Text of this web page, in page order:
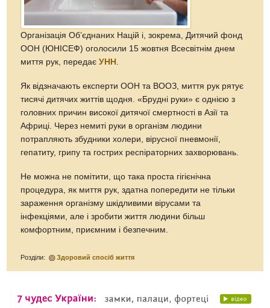
Організація Об’єднаних Націй і, зокрема, Дитячий фонд
ООН (ЮНІСЕФ) оголосили 15 жовтня Всесвітнім днем
миття рук, передаєУНН
Як відзначають експерти ООН та ВООЗ, миття рук рятує
тисячі дитячих життів щодня. «Брудні руки» є однією з
головних причин високої дитячої смертності в Азії та
Африці. Через немиті руки в організм людини
потрапляють збудники холери, вірусної пневмонії,
гепатиту, грипу та гострих респіраторних захворювань.
Не можна не помітити, що така проста гігієнічна
процедура, як миття рук, здатна попередити не тільки
зараження організму шкідливими вірусами та
інфекціями, але і зробити життя людини більш
комфортним, приємним і безпечним.
Розділи: Здоровий спосіб життя